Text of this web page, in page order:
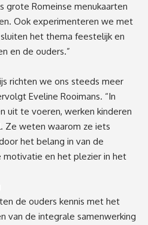
grote Romeinse menukaarten
Ook experimenteren we met
het thema feestelijk en
en de ouders.”
richten we ons steeds meer
Eveline Rooimans. “In
uit te voeren, werken kinderen
Ze weten waarom ze iets
het belang in van de
en het plezier in het
de ouders kennis met het
van de integrale samenwerking